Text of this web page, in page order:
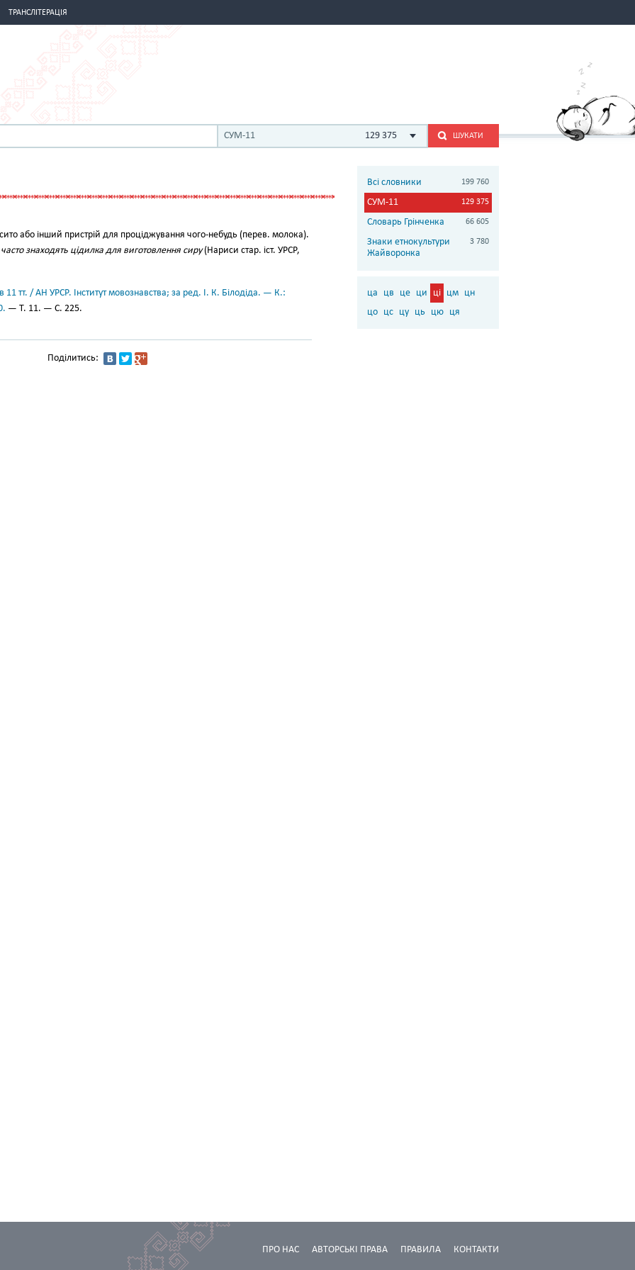
ТРАНСЛІТЕРАЦІЯ
СУМ-11 129 375 ШУКАТИ
або інший пристрій для проціджування чого-небудь (перев. молока).
часто знаходять цідилка для виготовлення сиру(Нариси стар. іст. УРСР,
11 тт. / АН УРСР. Інститут мовознавства; за ред. І. К. Білодіда. — К.:
— Т. 11. — С. 225.
Поділитись:
Всі словники 199 760
СУМ-11 129 375
Словарь Грінченка 66 605
Знаки етнокультури
Жайворонка
3 780
ца цв це ци ці цм цн
цо цс цу ць цю ця
КОНТАКТИ
ПРАВИЛА
АВТОРСЬКІ ПРАВА
ПРО НАС